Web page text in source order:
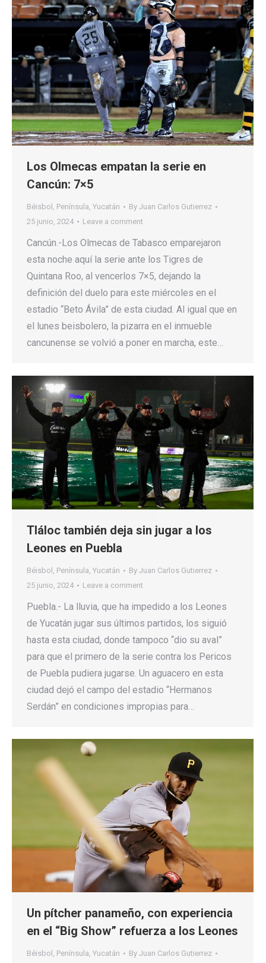
Los Olmecas empatan la serie en
Cancún: 7×5
Béisbol , Península, Yucatán By Juan Carlos Gutierrez
25 junio, 2024
Leave a comment
Cancún.-Los Olmecas de Tabasco emparejaron
esta noche aquí la serie ante los Tigres de
Quintana Roo, al vencerlos 7×5, dejando la
definición del duelo para este miércoles en el
estadio “Beto Ávila” de esta ciudad. Al igual que en
el lunes beisbolero, la pizarra en el inmueble
cancunense se volvió a poner en marcha, este…
Tláloc también deja sin jugar a los
Leones en Puebla
Béisbol , Península, Yucatán By Juan Carlos Gutierrez
25 junio, 2024
Leave a comment
Puebla.- La lluvia, que ha impedido a los Leones
de Yucatán jugar sus últimos partidos, los siguió
hasta esta ciudad, donde tampoco “dio su aval”
para que el primero de la serie contra los Pericos
de Puebla pudiera jugarse. Un aguacero en esta
ciudad dejó el campo del estadio “Hermanos
Serdán” en condiciones impropias para…
Un pítcher panameño, con experiencia
en el “Big Show” refuerza a los Leones
Béisbol , Península, Yucatán By Juan Carlos Gutierrez